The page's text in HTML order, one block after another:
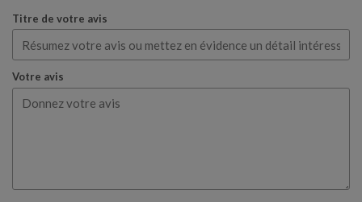
Titre de votre avis
Votre avis